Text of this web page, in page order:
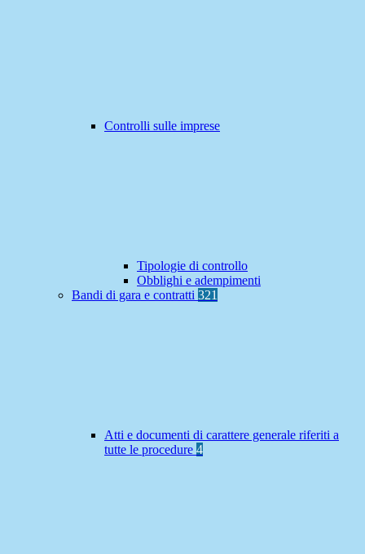
Controlli sulle imprese
Tipologie di controllo
Obblighi e adempimenti
Bandi di gara e contratti 321
Atti e documenti di carattere generale riferiti a
tutte le procedure 4